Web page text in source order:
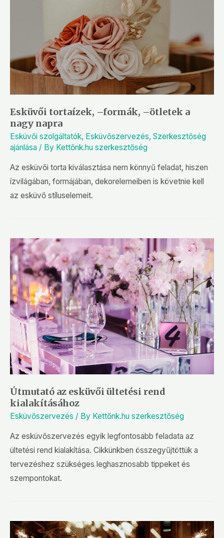
Esküvői tortaízek, –formák, –ötletek a
nagy napra
Esküvői szolgáltatók, Esküvőszervezés, Szerkesztőség
ajánlása / By Kettőnk.hu szerkesztőség
Az esküvői torta kiválasztása nem könnyű feladat, hiszen
ízvilágában, formájában, dekorelemeiben is követnie kell
az esküvő stíluselemeit.
Útmutató az esküvői ültetési rend
kialakításához
Esküvőszervezés / By Kettőnk.hu szerkesztőség
Az esküvőszervezés egyik legfontosabb feladata az
ültetési rend kialakítása. Cikkünkben összegyűjtöttük a
tervezéshez szükséges leghasznosabb tippeket és
szempontokat.